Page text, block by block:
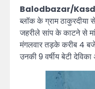
Balodbazar/
ब्लॉक के ग्राम
जहरीले सांप के काटने से
मंगलवार तड़के करीब 4
उनकी 9 वर्षीय बेटी